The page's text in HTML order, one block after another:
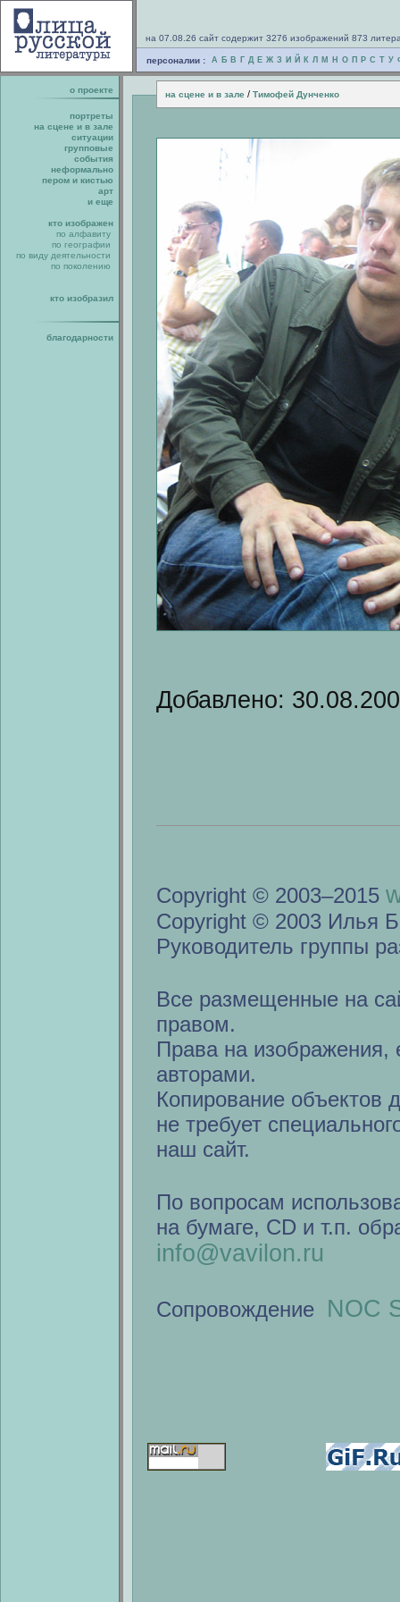
на 07.08.26 сайт содержит 3276 изображений 873
персоналии : А Б В Г Д Е Ж З И Й К Л М Н О П Р С Т У
о проекте на сцене и в зале / Тимофей Дунченко
портреты
на сцене и в зале
ситуации
групповые
события
неформально
пером и кистью
арт
и еще
кто изображен
по алфавиту
по географии
по виду деятельности
по поколению
кто изобразил
благодарности
Добавлено:
Copyright © 2003–2015
Copyright © 2003 Илья
Руководитель группы
Все размещенные на
правом.
Права на изображения,
авторами.
Копирование объектов
не требует
наш сайт.
По вопросам
на бумаге, CD и т.п.
info@vavilon.ru
Сопровождение NOC